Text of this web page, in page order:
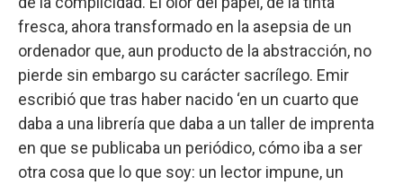
fresca, ahora transformado en la asepsia de un
ordenador que, aun producto de la abstracción, no
pierde sin embargo su carácter sacrílego. Emir
escribió que tras haber nacido ‘en un cuarto que
daba a una librería que daba a un taller de imprenta
en que se publicaba un periódico, cómo iba a ser
otra cosa que lo que soy: un lector impune, un